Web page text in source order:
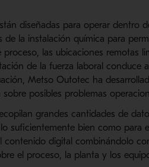
diseñadas para operar dentro
de la instalación química para
las ubicaciones remotas
de la fuerza laboral conduce
Metso Outotec ha
posibles problemas opera
grandes cantidades de
suficientemente bien como para
contenido digital combinándolo
el proceso, la planta y los